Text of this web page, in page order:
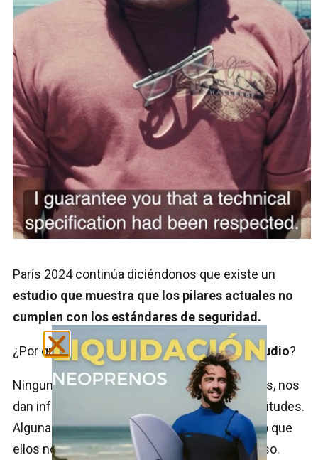
París 2024 continúa diciéndonos que existe un
estudio que muestra que los pilares actuales no
cumplen con los estándares de seguridad.
¿Por qué nosha sido imposible ver este estudio?
Ninguno de ellos, ni el gobierno ni los expertos, nos
dan información después de cientos de solicitudes.
Algunas personas incluso nos están diciendo que
ellos no pueden hablar con nosotros sobre eso.